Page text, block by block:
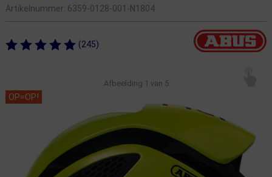
Artikelnummer: 6359-0128-001-N1804
(245)
Afbeelding 1 van 5
OP=OP!